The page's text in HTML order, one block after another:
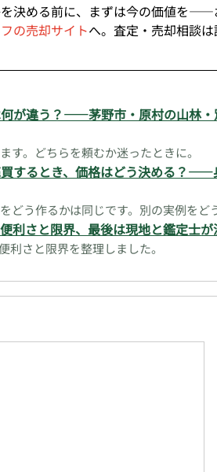
決める前に、まずは今の価値を——
の売却サイトへ。査定・売却相談
が違う？——茅野市・原村の山林
す。どちらを頼むか迷ったときに。
するとき、価格はどう決める？
どう作るかは同じです。別の実例をど
さと限界、最後は現地と鑑定士が
利さと限界を整理しました。